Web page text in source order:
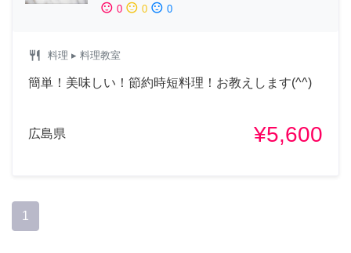
sentiment_satisfied 0 sentiment_neutral 0 sentiment_dissatisfied 0
restaurant 料理 ▸ 料理教室
簡単！美味しい！節約時短料理！お教えします(^^)
広島県 ¥5,600
1